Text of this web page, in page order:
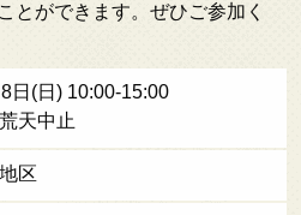
とができます。ぜひご参加く
日(日) 10:00-15:00
天中止
区